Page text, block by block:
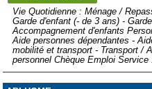
Vie Quotidienne : Ménage /
Garde d'enfant (- de 3 ans) -
Accompagnement d'enfants
Aide personnes dépendantes -
mobilité et transport - Transport /
personnel Chèque Emploi Service